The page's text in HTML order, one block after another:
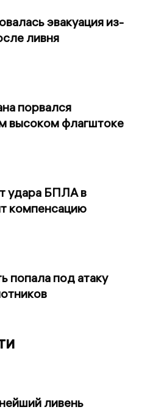
эвакуация из-
ливня
порвался
высоком флагштоке
удара БПЛА в
компенсацию
попала под атаку
ливень